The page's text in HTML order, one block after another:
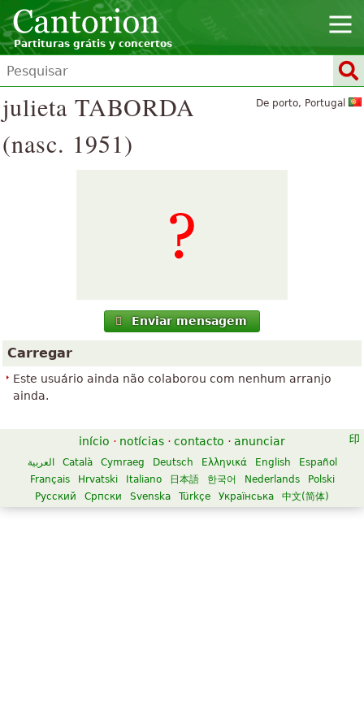
Partituras grátis y concertos
De porto, Portugal
julieta TABORDA
(nasc. 1951)
Enviar mensagem
Carregar
Este usuário ainda não colaborou com nenhum arranjo
ainda.
início · notícias · contacto · anunciar
العربية Català Cymraeg Deutsch Ελληνικά English
Español
Français
Hrvatski Italiano 日本語 한국어 Nederlands
Polski
Русский
Српски Svenska Türkçe Українська 中文(简体)